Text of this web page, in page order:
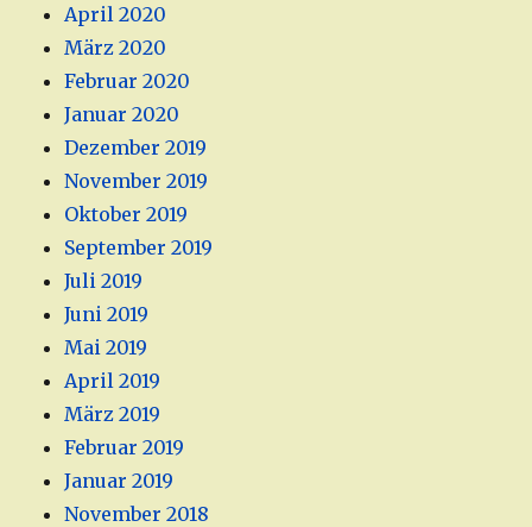
April 2020
März 2020
Februar 2020
Januar 2020
Dezember 2019
November 2019
Oktober 2019
September 2019
Juli 2019
Juni 2019
Mai 2019
April 2019
März 2019
Februar 2019
Januar 2019
November 2018